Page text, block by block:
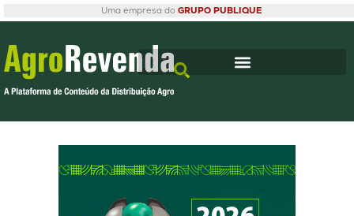
Uma empresa do GRUPO PUBLIQUE